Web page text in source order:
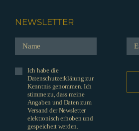
NEWSLETTER
Ich habe die
Datenschutzerklärung zur
Kenntnis genommen. Ich
stimme zu, dass meine
Angaben und Daten zum
Versand der Newsletter
elektronisch erhoben und
gespeichert werden.